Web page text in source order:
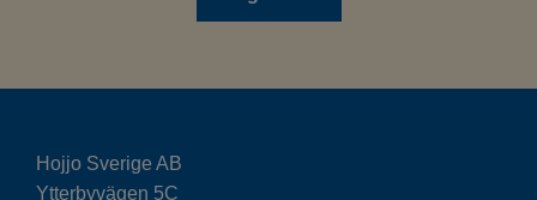
Hojjo Sverige AB
Ytterbyvägen 5C